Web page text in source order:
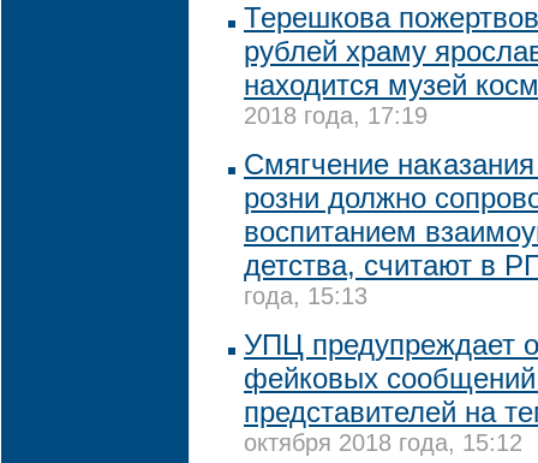
Терешкова
рублей храму
находится музей
2018 года, 17:19
Смягчение
розни должно
воспитанием
детства, считают в
года, 15:13
УПЦ предупреждает
фейковых
представителей на
октября 2018 года, 15:12